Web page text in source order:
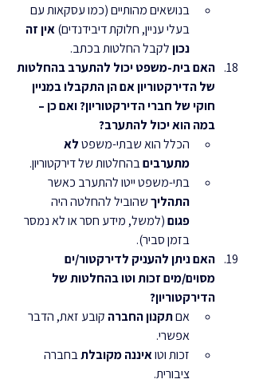
בנושאים מהותיים (כמו עסקאות עם
בעלי עניין, חלוקת דיבידנדים) אין זה
נכון לקבל החלטות בכתב.
האם בית-משפט יכול להתערב בהחלטות
של הדירקטוריון אם הן התקבלו במניין
חוקי של חברי הדירקטוריון? ואם כן –
במה הוא יכול להתערב?
הכלל הוא שבתי-משפט לא
מתערבים בהחלטות של דירקטוריון.
בתי-משפט ייטו להתערב כאשר
התהליך שהוביל להחלטה היה
פגום (למשל, מידע חסר או לא נמסר
בזמן סביר).
האם ניתן להעניק לדירקטור/ים
מסוים/מים זכות וטו בהחלטות של
הדירקטוריון?
אם תקנון החברה קובע זאת, הדבר
אפשרי.
זכות וטו איננה מקובלת בחברה
ציבורית.